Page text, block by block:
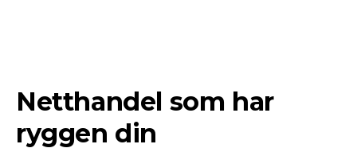
Netthandel som har
ryggen din